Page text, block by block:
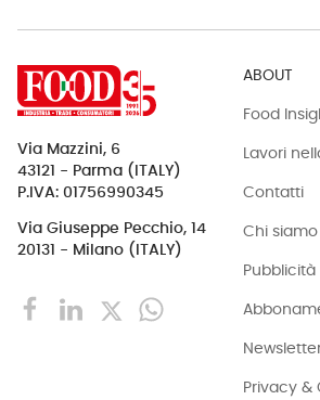
Via Mazzini, 6
43121 - Parma (ITALY)
P.IVA: 01756990345
Via Giuseppe Pecchio, 14
20131 - Milano (ITALY)
ABOUT
Food
Lavori
Contatti
Chi siamo
Pubblicità
Privacy &